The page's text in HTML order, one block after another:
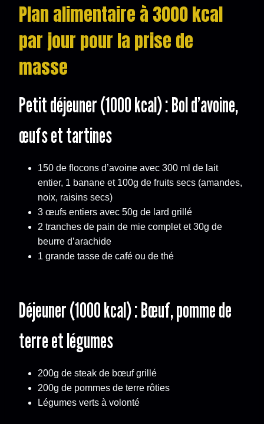
Plan alimentaire à 3000 kcal
par jour pour la prise de
masse
Petit déjeuner (1000 kcal) : Bol d’avoine,
œufs et tartines
150 de flocons d’avoine avec 300 ml de lait
entier, 1 banane et 100g de fruits secs (amandes,
noix, raisins secs)
3 œufs entiers avec 50g de lard grillé
2 tranches de pain de mie complet et 30g de
beurre d’arachide
1 grande tasse de café ou de thé
Déjeuner (1000 kcal) : Bœuf, pomme de
terre et légumes
200g de steak de bœuf grillé
200g de pommes de terre rôties
Légumes verts à volonté